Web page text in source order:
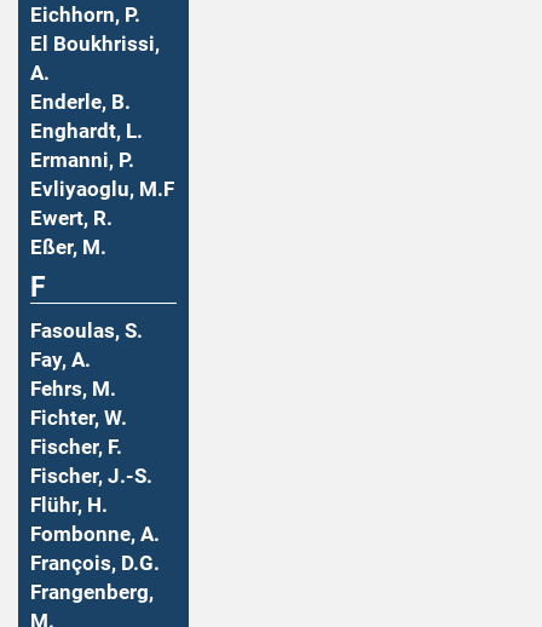
Eichhorn, P.
El Boukhrissi,
A.
Enderle, B.
Enghardt, L.
Ermanni, P.
Evliyaoglu, M.F
Ewert, R.
Eßer, M.
F
Fasoulas, S.
Fay, A.
Fehrs, M.
Fichter, W.
Fischer, F.
Fischer, J.-S.
Flühr, H.
Fombonne, A.
François, D.G.
Frangenberg,
M.